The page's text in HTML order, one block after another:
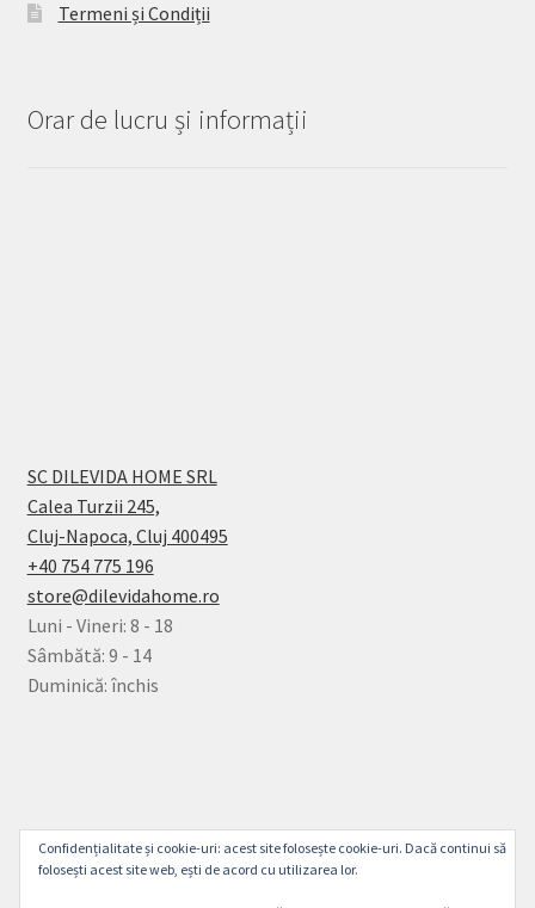
Termeni și Condiții
Orar de lucru și informații
SC DILEVIDA HOME SRL
Calea Turzii 245,
Cluj-Napoca, Cluj 400495
+40 754 775 196
store@dilevidahome.ro
Luni - Vineri: 8 - 18
Sâmbătă: 9 - 14
Duminică: închis
© Dilevida Home 2026
Politică de Confidențialitate
Construit cu
Confidențialitate și cookie-uri: acest site folosește cookie-uri. Dacă continui să
folosești acest site web, ești de acord cu utilizarea lor.